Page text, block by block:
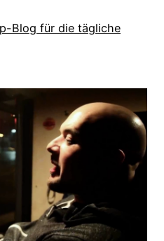
Blog für die tägliche